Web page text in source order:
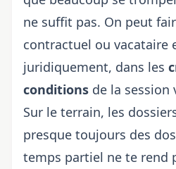
ne suffit pas. On peut
contractuel ou vacataire
juridiquement, dans les
conditions de la session
Sur le terrain, les
presque toujours des
temps partiel ne te rend